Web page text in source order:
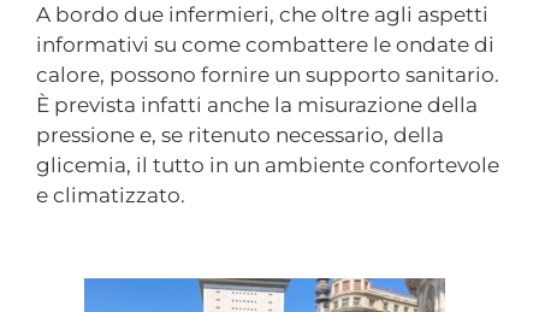
A bordo due infermieri, che oltre agli aspetti
informativi su come combattere le ondate di
calore, possono fornire un supporto sanitario.
È prevista infatti anche la misurazione della
pressione e, se ritenuto necessario, della
glicemia, il tutto in un ambiente confortevole
e climatizzato.